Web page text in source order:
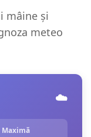
mâine și
meteo
☁️
Maximă